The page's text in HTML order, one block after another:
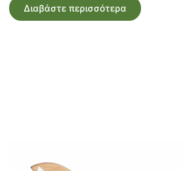
Διαβάστε περισσότερα